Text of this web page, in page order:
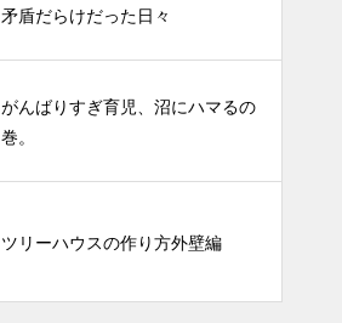
矛盾だらけだった日々
がんばりすぎ育児、沼にハマるの
巻。
ツリーハウスの作り方外壁編